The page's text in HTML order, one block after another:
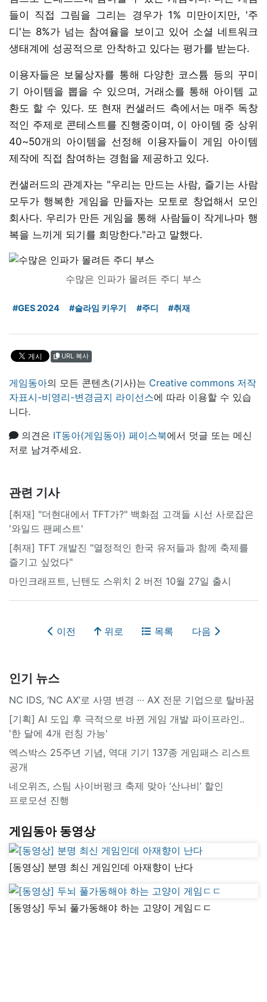
들이 직접 그림을 그리는 경우가 1% 미만이지만, '주
디'는 8%가 넘는 참여율을 보이고 있어 소셜 네트워크
생태계에 성공적으로 안착하고 있다는 평가를 받는다.
이용자들은 보물상자를 통해 다양한 코스튬 등의 꾸미
기 아이템을 뽑을 수 있으며, 거래소를 통해 아이템 교
환도 할 수 있다. 또 현재 컨샐러드 측에서는 매주 독창
적인 주제로 콘테스트를 진행중이며, 이 아이템 중 상위
40~50개의 아이템을 선정해 이용자들이 게임 아이템
제작에 직접 참여하는 경험을 제공하고 있다.
컨샐러드의 관계자는 "우리는 만드는 사람, 즐기는 사람
모두가 행복한 게임을 만들자는 모토로 창업해서 모인
회사다. 우리가 만든 게임을 통해 사람들이 작게나마 행
복을 느끼게 되기를 희망한다."라고 말했다.
수많은 인파가 몰려든 주디 부스
#GES 2024 #슬라임 키우기 #주디 #취재
URL 복사
게임동아의 모든 콘텐츠(기사)는 Creative commons 저작
자표시-비영리-변경금지 라이선스에 따라 이용할 수 있습
니다.
의견은 IT동아(게임동아) 페이스북에서 덧글 또는 메신
저로 남겨주세요.
관련 기사
[취재] "더현대에서 TFT가?" 백화점 고객들 시선 사로잡은
'와일드 팬페스트'
[취재] TFT 개발진 "열정적인 한국 유저들과 함께 축제를
즐기고 싶었다"
마인크래프트, 닌텐도 스위치 2 버전 10월 27일 출시
이전 위로 목록 다음
인기 뉴스
NC IDS, ‘NC AX’로 사명 변경 ∙∙∙ AX 전문 기업으로 탈바꿈
[기획] AI 도입 후 극적으로 바뀐 게임 개발 파이프라인..
'한 달에 4개 런칭 가능'
엑스박스 25주년 기념, 역대 기기 137종 게임패스 리스트
공개
네오위즈, 스팀 사이버펑크 축제 맞아 ‘산나비’ 할인
프로모션 진행
게임동아 동영상
[동영상] 분명 최신 게임인데 아재향이 난다
[동영상] 두뇌 풀가동해야 하는 고양이 게임ㄷㄷ